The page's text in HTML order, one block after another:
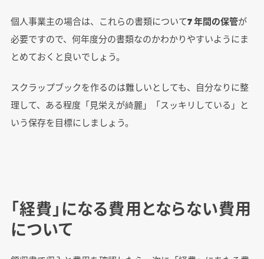
個人事業主の場合は、これらの書類について7 年間の保管が
必要ですので、何年度分の書類なのかわかりやすいようにま
とめておくと良いでしょう。
スクラップブックを作るのは難しいとしても、自分なりに整
理して、ある程度「見栄えが綺麗」「スッキリしている」と
いう保存を目標にしましょう。
「経費」になる費用とならない費用
について